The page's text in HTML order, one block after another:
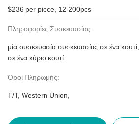
$236 per piece, 12-200pcs
Πληροφορίες Συσκευασίας:
μία συσκευασία συσκευασίας σε ένα
σε ένα κύριο κουτί
Όροι Πληρωμής:
T/T, Western Union,